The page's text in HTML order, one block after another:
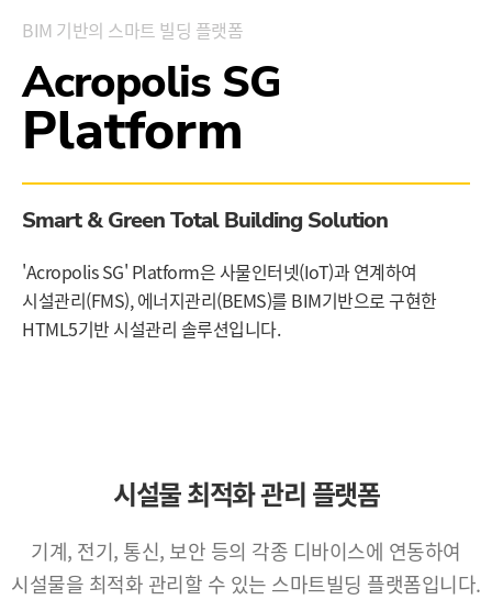
BIM 기반의 스마트 빌딩 플랫폼
Acropolis SG
Platform
Smart & Green Total Building Solution
'Acropolis SG' Platform은 사물인터넷(IoT)과 연계하여
시설관리(FMS), 에너지관리(BEMS)를 BIM기반으로 구현한
HTML5기반 시설관리 솔루션입니다.
시설물 최적화 관리 플랫폼
기계, 전기, 통신, 보안 등의 각종 디바이스에 연동하여
시설물을 최적화 관리할 수 있는 스마트빌딩 플랫폼입니다.